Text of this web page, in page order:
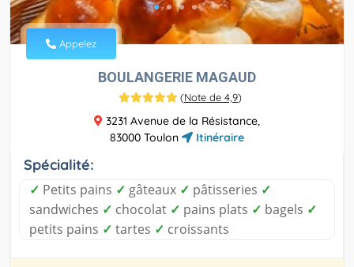
Appelez
BOULANGERIE MAGAUD
(Note de 4,9)
3231 Avenue de la Résistance,
83000 Toulon
Itinéraire
Spécialité:
✓ Petits pains ✓ gâteaux ✓ pâtisseries ✓
sandwiches ✓ chocolat ✓ pains plats ✓ bagels ✓
petits pains ✓ tartes ✓ croissants